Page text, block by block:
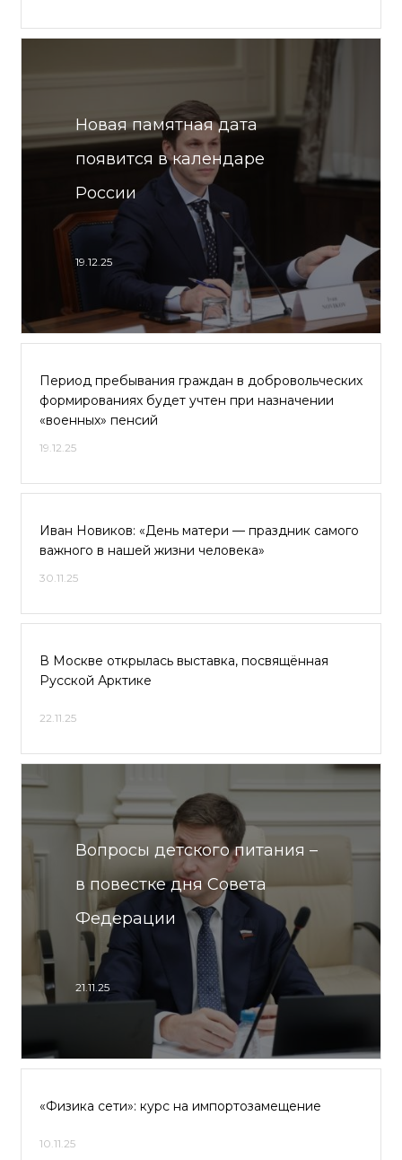
Новая памятная дата
появится в календаре
России
19.12.25
Период пребывания граждан в добровольческих
формированиях будет учтен при назначении
«военных» пенсий
19.12.25
Иван Новиков: «День матери — праздник самого
важного в нашей жизни человека»
30.11.25
В Москве открылась выставка, посвящённая
Русской Арктике
22.11.25
Вопросы детского питания –
в повестке дня Совета
Федерации
21.11.25
«Физика сети»: курс на импортозамещение
10.11.25